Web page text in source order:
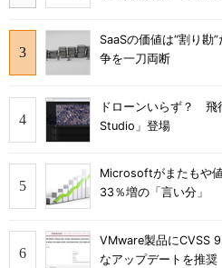
SaaSの価値は“割り
争を一刀両断
ドローンいらず？ 飛
Studio」登場
Microsoftがまたもや
33％増の「言い分」
VMware製品にCVSS
なアップデートを推奨